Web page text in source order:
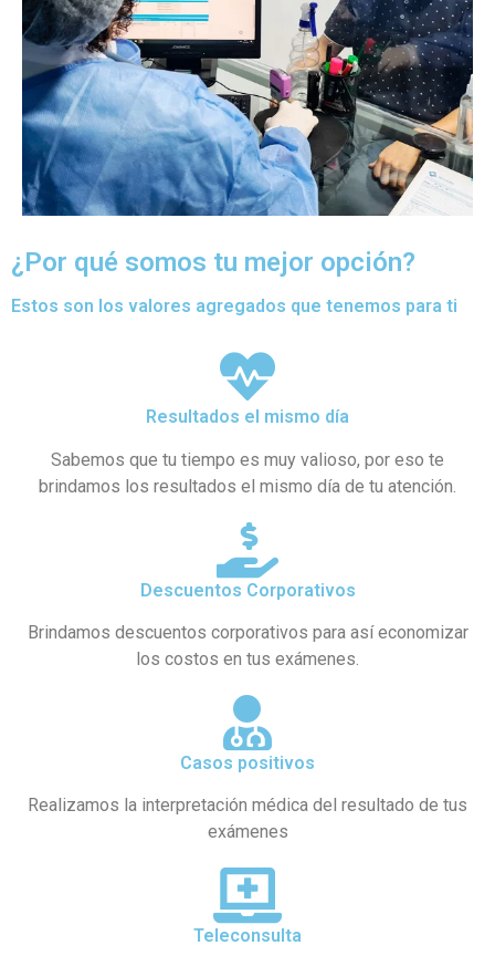
¿Por qué somos tu mejor opción?
Estos son los valores agregados que tenemos para ti
Resultados el mismo día
Sabemos que tu tiempo es muy valioso, por eso te
brindamos los resultados el mismo día de tu atención.
Descuentos Corporativos
Brindamos descuentos corporativos para así economizar
los costos en tus exámenes.
Casos positivos
Realizamos la interpretación médica del resultado de tus
exámenes
Teleconsulta